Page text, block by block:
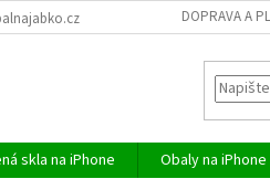
DOPRAVA A
skla na iPhone Obaly na iPhone